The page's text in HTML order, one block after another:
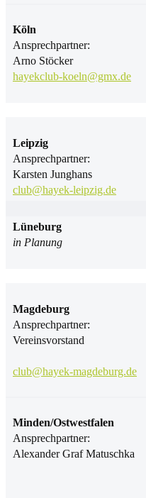
Köln
Ansprechpartner:
Arno Stöcker
hayekclub-koeln@gmx.de
Leipzig
Ansprechpartner:
Karsten Junghans
club@hayek-leipzig.de
Lüneburg
in Planung
Magdeburg
Ansprechpartner:
Vereinsvorstand
club@hayek-magdeburg.de
Minden/Ostwestfalen
Ansprechpartner:
Alexander Graf Matuschka